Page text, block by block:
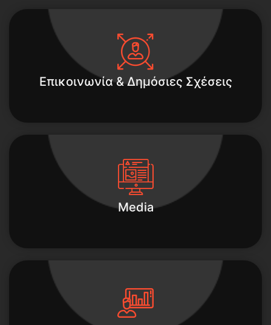
Επικοινωνία & Δημόσιες Σχέσεις
Media